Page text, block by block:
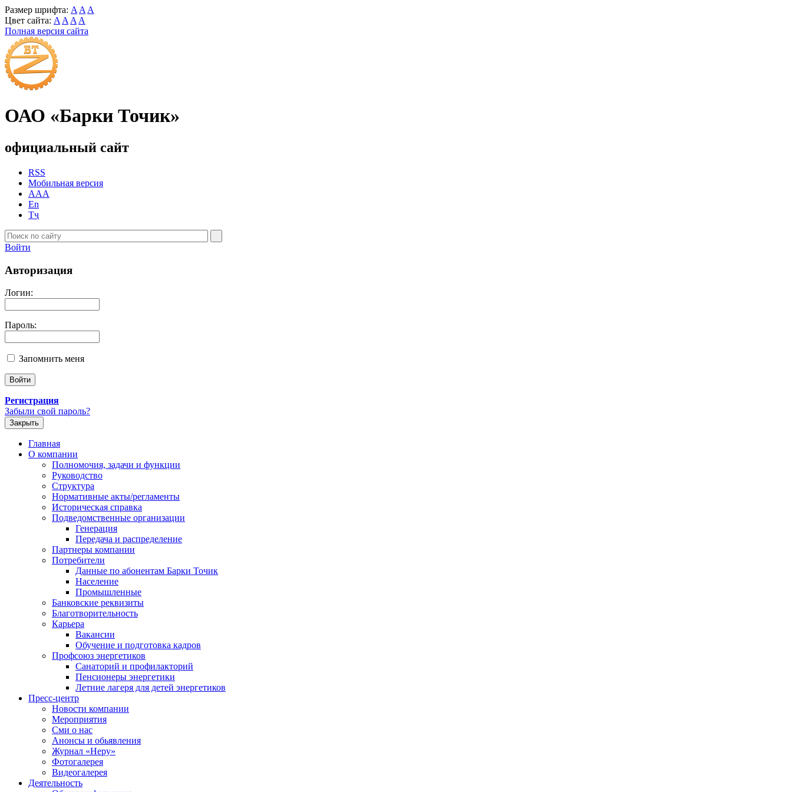
Размер шрифта: A A A
Цвет сайта: A A A A
Полная версия сайта
ОАО «Барки Точик»
официальный сайт
RSS
Мобильная версия
AAA
En
Тҷ
Войти
Авторизация
Логин:
Пароль:
Запомнить меня
Регистрация
Забыли свой пароль?
Закрыть
Главная
О компании
Полномочия, задачи и функции
Руководство
Структура
Нормативные акты/регламенты
Историческая справка
Подведомственные организации
Генерация
Передача и распределение
Партнеры компании
Потребители
Данные по абонентам Барки Точик
Население
Промышленные
Банковские реквизиты
Благотворительность
Карьера
Вакансии
Обучение и подготовка кадров
Профсоюз энергетиков
Санаторий и профилакторий
Пенсионеры энергетики
Летние лагеря для детей энергетиков
Пресс-центр
Новости компании
Мероприятия
Сми о нас
Анонсы и обьявления
Журнал «Неру»
Фотогалерея
Видеогалерея
Деятельность